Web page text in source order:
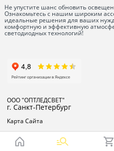
Не упустите шанс обновить
Ознакомьтесь с нашим широким
идеальные решения для ваших
комфортную и эффективную
светодиодных технологий!
ООО "ОПТЛЕДСВЕТ"
г. Санкт-Петербург
Карта Сайта